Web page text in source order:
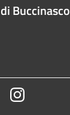
Buccinasco
YoutubeInstagram